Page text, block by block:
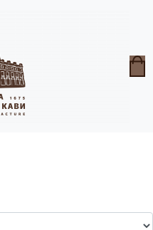
Lviv EYC'25